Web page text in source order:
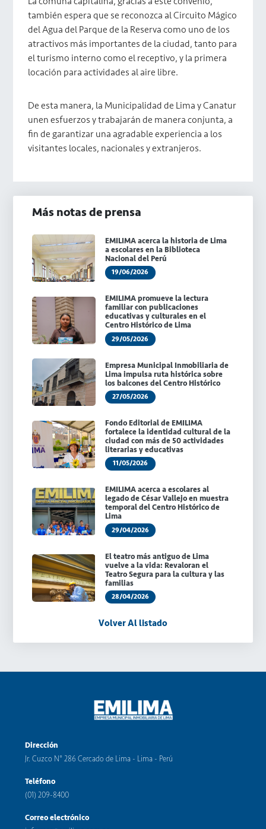
también espera que se reconozca al Circuito Mágico
del Agua del Parque de la Reserva como uno de los
atractivos más importantes de la ciudad, tanto para
el turismo interno como el receptivo, y la primera
locación para actividades al aire libre.
De esta manera, la Municipalidad de Lima y Canatur
unen esfuerzos y trabajarán de manera conjunta, a
fin de garantizar una agradable experiencia a los
visitantes locales, nacionales y extranjeros.
Más notas de prensa
EMILIMA acerca la historia de Lima
a escolares en la Biblioteca
Nacional del Perú
19/06/2026
EMILIMA promueve la lectura
familiar con publicaciones
educativas y culturales en el
Centro Histórico de Lima
29/05/2026
Empresa Municipal Inmobiliaria de
Lima impulsa ruta histórica sobre
los balcones del Centro Histórico
27/05/2026
Fondo Editorial de EMILIMA
fortalece la identidad cultural de la
ciudad con más de 50 actividades
literarias y educativas
11/05/2026
EMILIMA acerca a escolares al
legado de César Vallejo en muestra
temporal del Centro Histórico de
Lima
29/04/2026
El teatro más antiguo de Lima
vuelve a la vida: Revaloran el
Teatro Segura para la cultura y las
familias
28/04/2026
Volver Al listado
Dirección
Jr. Cuzco N° 286 Cercado de Lima - Lima - Perú
Teléfono
(01) 209-8400
Correo electrónico